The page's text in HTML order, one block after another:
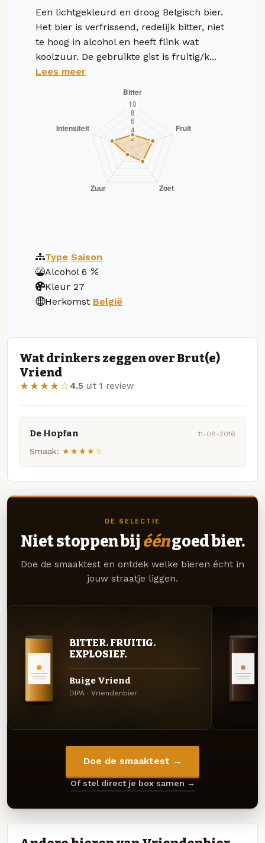
Een lichtgekleurd en droog Belgisch bier.
Het bier is verfrissend, redelijk bitter, niet
te hoog in alcohol en heeft flink wat
koolzuur. De gebruikte gist is fruitig/k...
Lees meer
Type Saison
Alcohol 6
Kleur 27
Herkomst België
Wat drinkers zeggen over Brut(e)
Vriend
★★★★☆4.5 uit 1 review
De Hopfan 11-08-2016
Smaak: ★★★★☆
DE SELECTIE
Niet stoppen bij ééngoed bier.
Doe de smaaktest en ontdek welke bieren écht in
jouw straatje liggen.
BITTER. FRUITIG.
EXPLOSIEF.
Ruige Vriend
DIPA · Vriendenbier
Doe de smaaktest →
Of stel direct je box samen →